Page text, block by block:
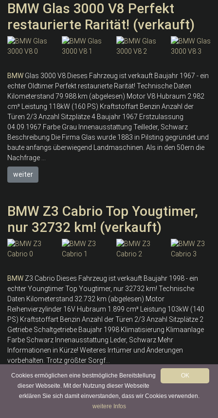
BMW Glas 3000 V8 Perfekt
restaurierte Rarität! (verkauft)
BMW Glas 3000 V8 Dieses Fahrzeug ist verkauft Baujahr 1967 - ein
echter Oldtimer Perfekt restaurierte Rarität! Technische Daten
Kilometerstand 79.988 km (abgelesen) Motor V8 Hubraum 2.982
cm³ Leistung 118kW (160 PS) Kraftstoffart Benzin Anzahl der
Türen 2/3 Anzahl Sitzplätze 4 Baujahr 1967 Erstzulassung
04.09.1967 Farbe Grau Innenausstattung Teilleder, Schwarz
Beschreibung Die Firma Glas wurde 1883 in Pilsting gegründet und
baute anfangs überwiegend Landmaschinen. Als in den 50ern die
Nachfrage ...
weiter
BMW Z3 Cabrio Top Yougtimer,
nur 32732 km! (verkauft)
BMW Z3 Cabrio Dieses Fahrzeug ist verkauft Baujahr 1998 - ein
echter Youngtimer Top Yougtimer, nur 32732 km! Technische
Daten Kilometerstand 32.732 km (abgelesen) Motor
Reihenvierzylinder 16V Hubraum 1.899 cm³ Leistung 103kW (140
PS) Kraftstoffart Benzin Anzahl der Türen 2/3 Anzahl Sitzplätze 2
Getriebe Schaltgetriebe Baujahr 1998 Klimatisierung Klimaanlage
Farbe Schwarz Innenausstattung Leder, Schwarz Mehr
Informationen in Kürze! Weiteres Irrtümer und Änderungen
vorbehalten. Trotz größter Sorgf...
weiter OK
Cookies ermöglichen eine bestmögliche Bereitstellung
dieser Webseite. Mit der Nutzung dieser Webseite
erklären Sie sich damit einverstanden, dass wir Cookies verwenden.
weitere Infos